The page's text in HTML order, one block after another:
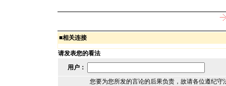
■相关连接
请发表您的看法
用户：
您要为您所发的言论的后果负责，故请各位遵纪守